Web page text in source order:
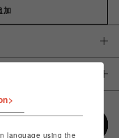
加
language using the